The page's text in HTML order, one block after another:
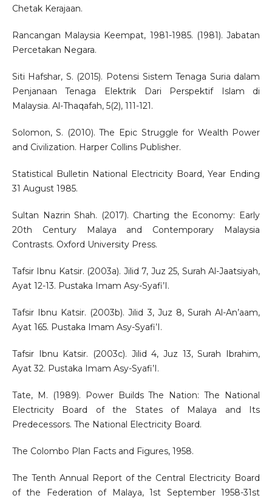
Chetak Kerajaan.
Rancangan Malaysia Keempat, 1981-1985. (1981). Jabatan
Percetakan Negara.
Siti Hafshar, S. (2015). Potensi Sistem Tenaga Suria dalam
Penjanaan Tenaga Elektrik Dari Perspektif Islam di
Malaysia. Al-Thaqafah, 5(2), 111-121.
Solomon, S. (2010). The Epic Struggle for Wealth Power
and Civilization. Harper Collins Publisher.
Statistical Bulletin National Electricity Board, Year Ending
31 August 1985.
Sultan Nazrin Shah. (2017). Charting the Economy: Early
20th Century Malaya and Contemporary Malaysia
Contrasts. Oxford University Press.
Tafsir Ibnu Katsir. (2003a). Jilid 7, Juz 25, Surah Al-Jaatsiyah,
Ayat 12-13. Pustaka Imam Asy-Syafi’I.
Tafsir Ibnu Katsir. (2003b). Jilid 3, Juz 8, Surah Al-An’aam,
Ayat 165. Pustaka Imam Asy-Syafi’I.
Tafsir Ibnu Katsir. (2003c). Jilid 4, Juz 13, Surah Ibrahim,
Ayat 32. Pustaka Imam Asy-Syafi’I.
Tate, M. (1989). Power Builds The Nation: The National
Electricity Board of the States of Malaya and Its
Predecessors. The National Electricity Board.
The Colombo Plan Facts and Figures, 1958.
The Tenth Annual Report of the Central Electricity Board
of the Federation of Malaya, 1st September 1958-31st